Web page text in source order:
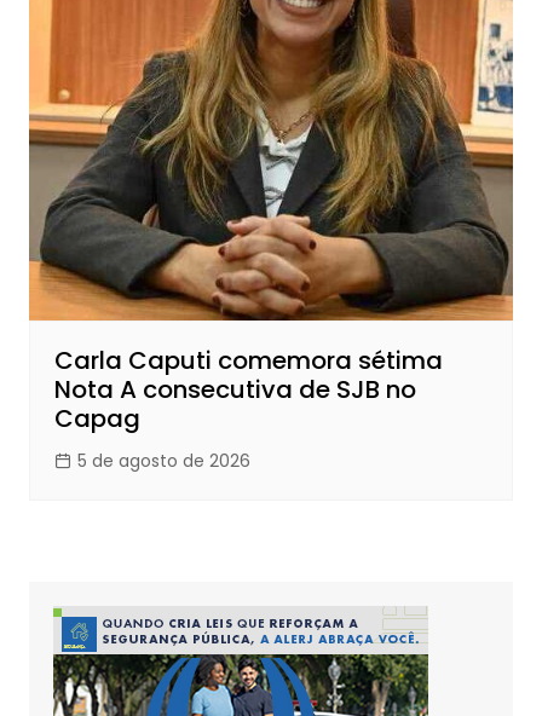
Carla Caputi comemora sétima
Nota A consecutiva de SJB no
Capag
5 de agosto de 2026